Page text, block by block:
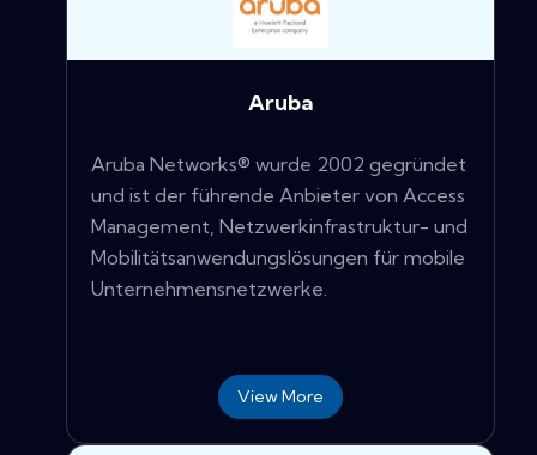
Aruba
Aruba Networks® wurde 2002 gegründet
und ist der führende Anbieter von Access
Management, Netzwerkinfrastruktur- und
Mobilitätsanwendungslösungen für mobile
Unternehmensnetzwerke.
View More